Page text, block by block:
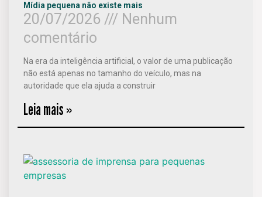
Mídia pequena não existe mais
20/07/2026
Nenhum
comentário
Na era da inteligência artificial, o valor de uma publicação
não está apenas no tamanho do veículo, mas na
autoridade que ela ajuda a construir
Leia mais »